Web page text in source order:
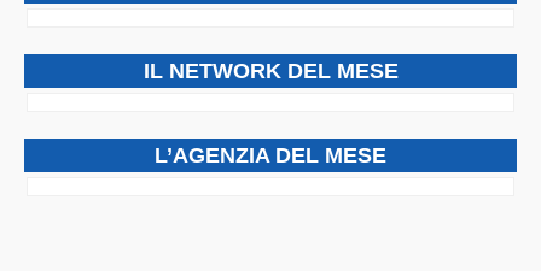
IL NETWORK DEL MESE
L’AGENZIA DEL MESE